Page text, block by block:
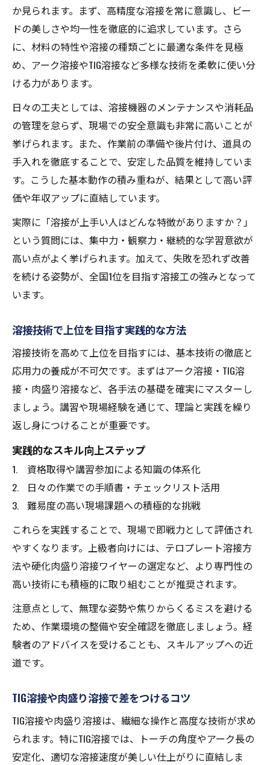
か見られます。まず、高精度な溶接を常に意識し、ビー
ドの美しさや均一性を徹底的に追求しています。さら
に、材料の特性や溶接の種類ごとに最適な条件を見極
め、アーク溶接やTIG溶接など多様な技術を柔軟に使い分
ける力があります。
日々の工夫としては、溶接機器のメンテナンスや消耗品
の管理を怠らず、現場での安全意識も非常に高いことが
挙げられます。また、作業前の準備や後片付け、道具の
手入れを徹底することで、安定した品質を維持していま
す。こうした基本動作の積み重ねが、結果として高い評
価や年収アップに直結しています。
実際に「溶接が上手い人はどんな特徴がありますか？」
という質問には、集中力・観察力・継続的な学習意欲が
高い点がよく挙げられます。加えて、失敗を恐れず改善
を続ける姿勢が、全国1位を目指す溶接工の強みとなって
います。
溶接技術で上位を目指す実践的な方法
溶接技術を高めて上位を目指すには、基本技術の徹底と
応用力の養成が不可欠です。まずはアーク溶接・TIG溶
接・肉盛り溶接など、各手法の基礎を確実にマスターし
ましょう。講習や現場経験を通じて、理論と実践を繰り
返し身につけることが重要です。
実践的なスキル向上ステップ
資格取得や講習参加による知識の体系化
日々の作業での手順書・チェックリスト活用
難易度の高い現場課題への積極的な挑戦
これらを実践することで、現場で即戦力として評価され
やすくなります。上級者向けには、テロプレート溶接方
法や硬化肉盛り溶接ワイヤーの選定など、より専門性の
高い技術にも積極的に取り組むことが推奨されます。
注意点として、無理な姿勢や焦りからくるミスを避ける
ため、作業環境の整備や安全確認を徹底しましょう。経
験者のアドバイスを受けることも、スキルアップへの近
道です。
TIG溶接や肉盛り溶接で差をつけるコツ
TIG溶接や肉盛り溶接は、繊細な操作と高度な技術が求め
られます。特にTIG溶接では、トーチの角度やアーク長の
安定化、適切な溶接速度が美しい仕上がりに直結しま